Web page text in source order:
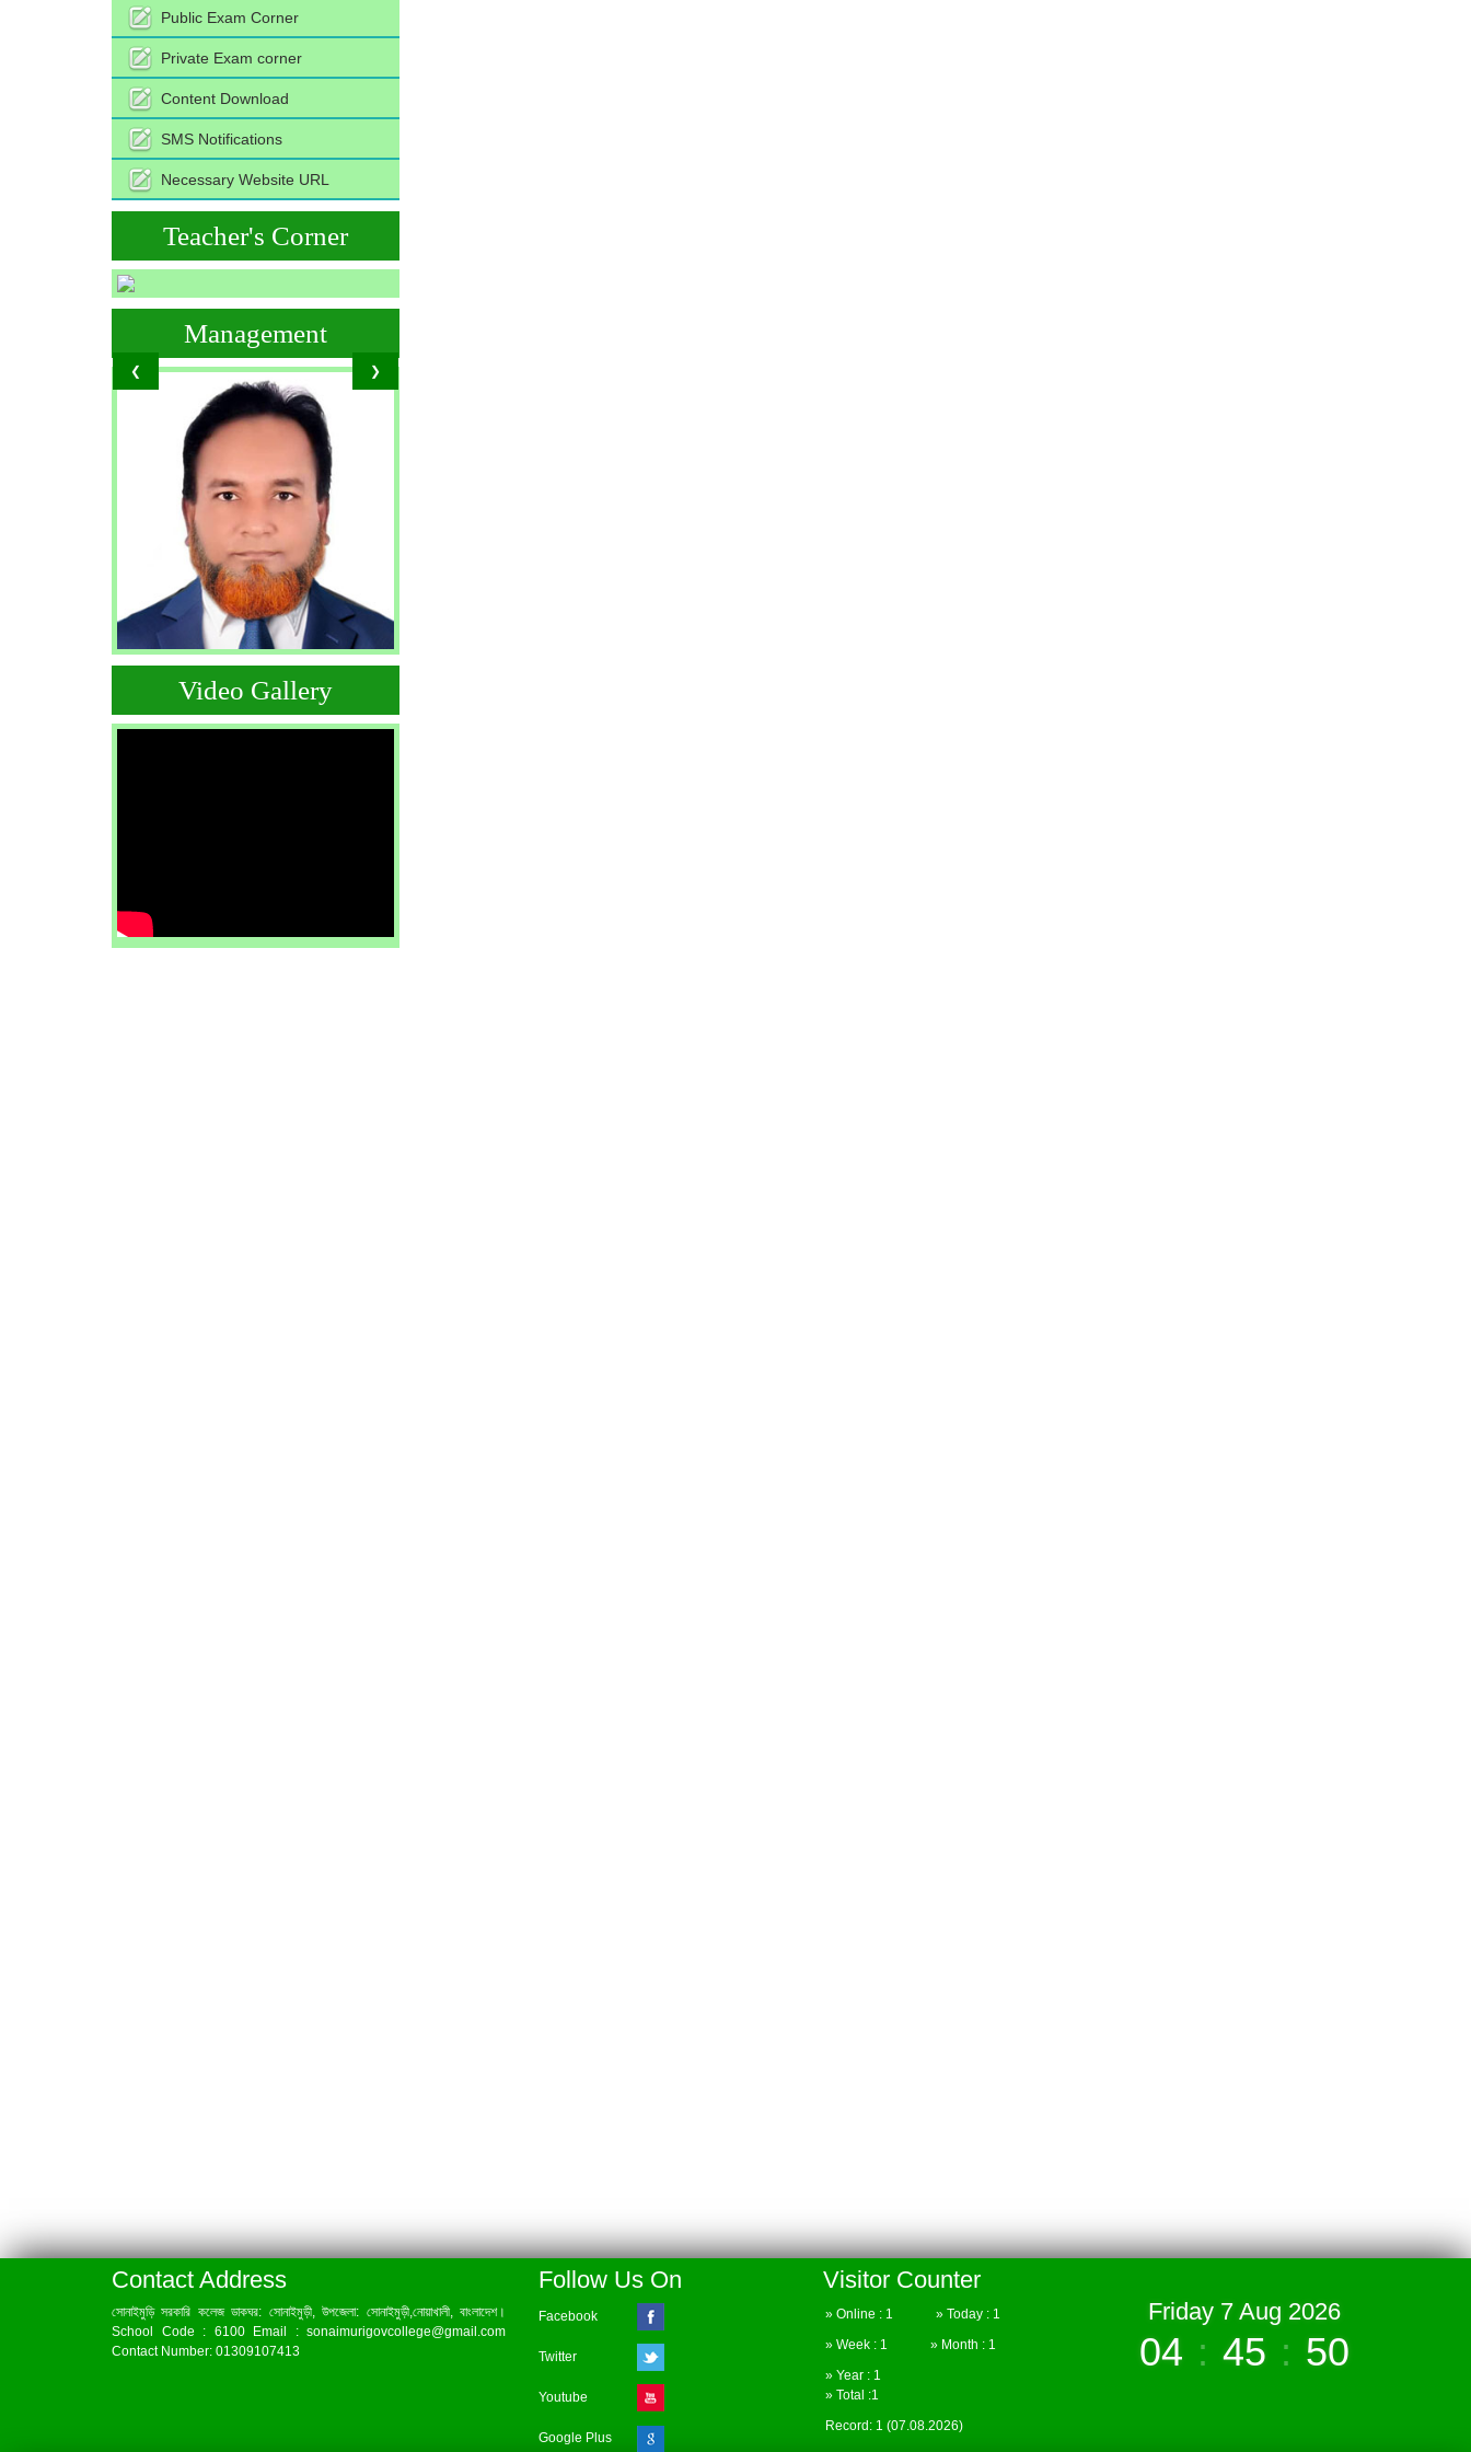
Public Exam Corner
Private Exam corner
Content Download
SMS Notifications
Necessary Website URL
Teacher's Corner
❮ ❯
Management
Video Gallery
Contact Address
সোনাইমুড়ি সরকারি কলেজ ডাকঘর: সোনাইমুড়ী, উপজেলা: সোনাইমুড়ী,নোয়াখালী, বাংলাদেশ।
School Code : 6100 Email : sonaimurigovcollege@gmail.com
Contact Number: 01309107413
Follow Us On
Facebook
Twitter
Youtube
Google Plus
Visitor Counter
» Online : 1 » Today : 1
» Week : 1 » Month : 1
» Year : 1
» Total :1
Record: 1 (07.08.2026)
Friday 7 Aug 2026
04 : 45 : 51